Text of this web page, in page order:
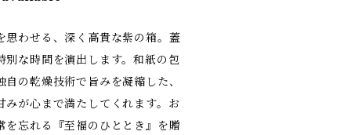
思わせる、深く高貴な紫の箱。蓋
な時間を演出します。和紙の包
の乾燥技術で旨みを凝縮した、
が心まで満たしてくれます。お
を忘れる『至福のひととき』を贈